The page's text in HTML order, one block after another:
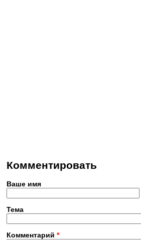
Комментировать
Ваше имя
Тема
Комментарий *